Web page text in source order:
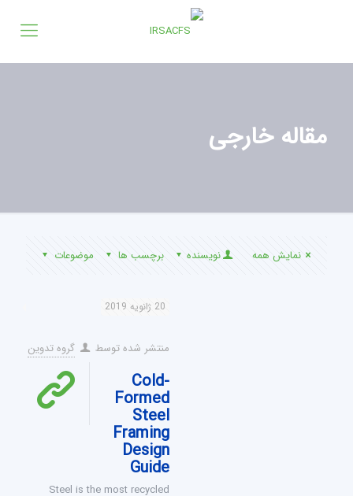
مقاله خارجی
موضوعات برچسب ها نویسنده نمایش همه
20 ژانویه 2019
منتشر شده توسط گروه تدوین
Cold-
Formed
Steel
Framing
Design
Guide
Steel is the most recycled